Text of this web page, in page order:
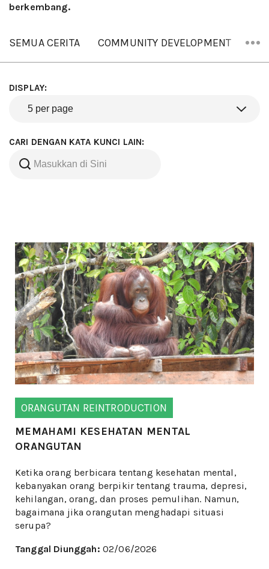
berkembang.
SEMUA CERITA COMMUNITY DEVELOPMENT
DISPLAY:
CARI DENGAN KATA KUNCI LAIN:
ORANGUTAN REINTRODUCTION
MEMAHAMI KESEHATAN MENTAL
ORANGUTAN
Ketika orang berbicara tentang kesehatan mental,
kebanyakan orang berpikir tentang trauma, depresi,
kehilangan, orang, dan proses pemulihan. Namun,
bagaimana jika orangutan menghadapi situasi
serupa?
Tanggal Diunggah: 02/06/2026